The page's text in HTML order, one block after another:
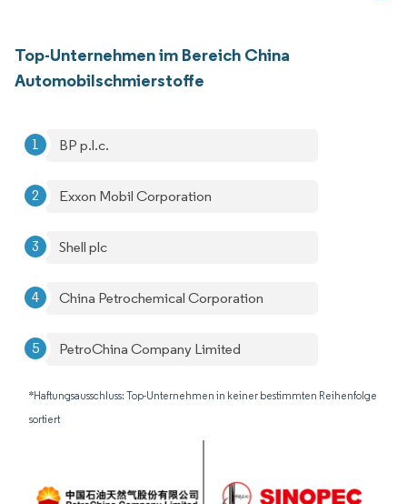
Top-Unternehmen im Bereich China
Automobilschmierstoffe
BP p.l.c.
Exxon Mobil Corporation
Shell plc
China Petrochemical Corporation
PetroChina Company Limited
*Haftungsausschluss: Top-Unternehmen in keiner bestimmten Reihenfolge
sortiert